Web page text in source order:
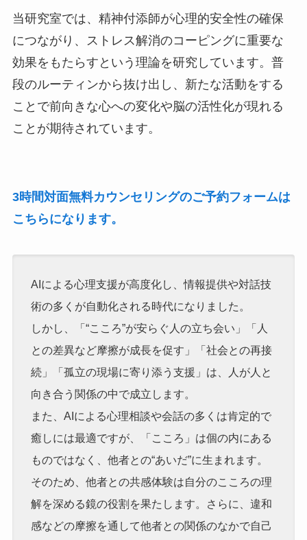
当研究室では、精神付添師が心理的安全性の確保
につながり、ストレス解消のコーピングに重要な
効果をもたらすという理論を研究しています。普
段のルーティンから抜け出し、新たな活動をする
ことで前向きな心への変化や脳の活性化が現れる
ことが期待されています。
3時間対面無料カウンセリングのご予約フォームは
こちらになります。
AIによる心理支援が高度化し、情報提供や対話技
術の多くが自動化される時代になりました。
しかし、「“こころ”が安らぐ人の立ち会い」「人
との差異など摩擦が成長を促す」「社会との再接
続」「孤立の現場に寄り添う支援」は、人が人と
向き合う関係の中で成立します。
また、AIによる心理相談や会話の多くは肯定的で
癒しには最適ですが、「こころ」は個の内にある
ものではなく、他者との“あいだ”に生まれます。
そのため、他者との共感体験は自分のこころの理
解を深める鏡の役割を果たします。さらに、違和
感などの摩擦を通して他者との関係のなかで自己